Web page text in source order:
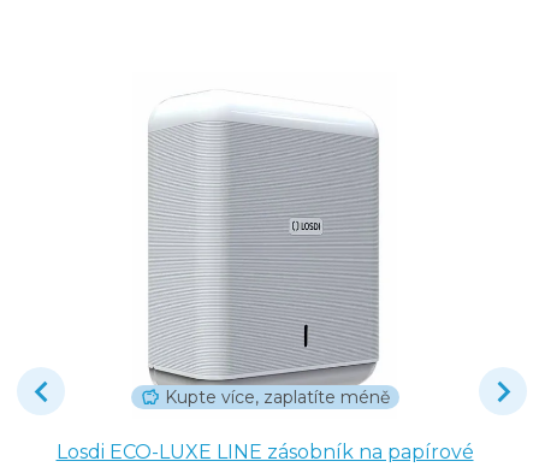
Kupte více, zaplatíte méně
Losdi ECO-LUXE LINE zásobník na papírové